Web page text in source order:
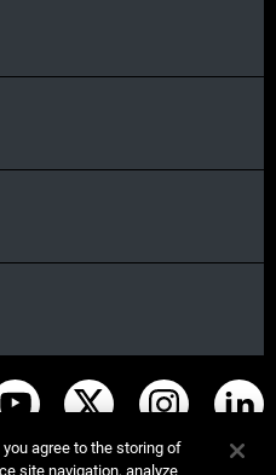
agree to the storing of
site navigation, analyze